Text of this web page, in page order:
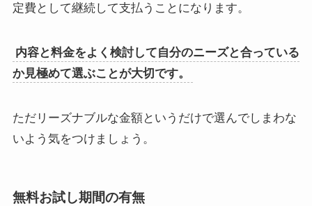
定費として継続して支払うことになります。
内容と料金をよく検討して自分のニーズと合っている
か見極めて選ぶことが大切です。
ただリーズナブルな金額というだけで選んでしまわな
いよう気をつけましょう。
無料お試し期間の有無